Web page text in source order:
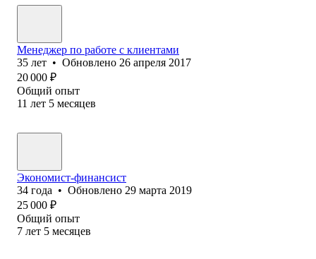
Менеджер по работе с клиентами
35 лет • Обновлено 26 апреля 2017
20 000 ₽
Общий опыт
11 лет 5 месяцев
Экономист-финансист
34 года • Обновлено 29 марта 2019
25 000 ₽
Общий опыт
7 лет 5 месяцев